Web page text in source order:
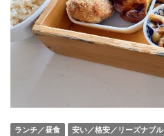
ランチ／昼食 安い／格安／リーズナブル